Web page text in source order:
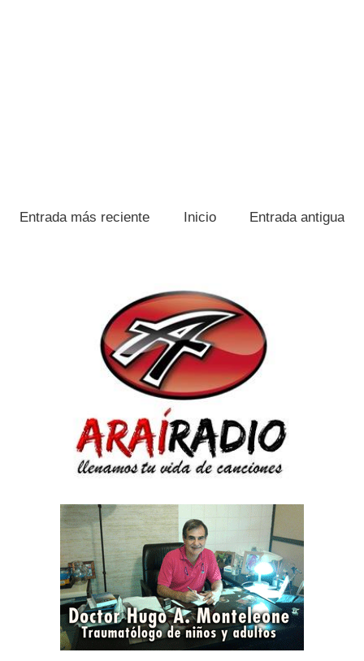
Entrada más reciente Entrada antigua
Inicio